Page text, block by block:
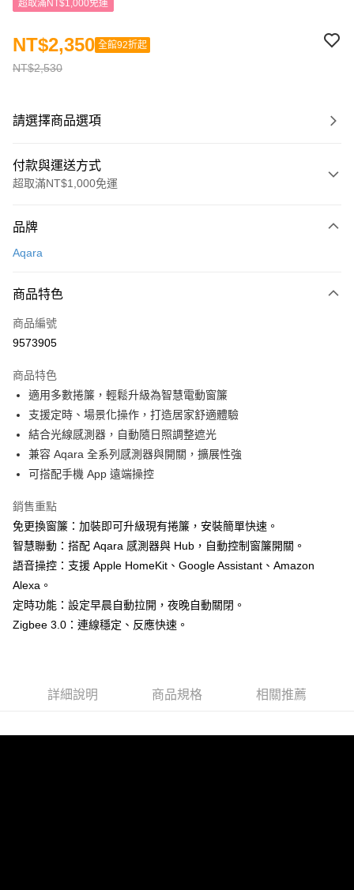
超取滿NT$1,000免運
NT$2,530
NT$2,350 全館92折起
請選擇商品選項
付款與運送方式
超取滿NT$1,000免運
信用卡一次付款
3 期 0 利率 每期
合作金庫商業銀行
上海商業儲蓄銀行
臺灣中小企業銀行
匯豐（台灣）商業銀行
華泰商業銀行
聯邦商業銀行
遠東國際商業銀行
元大商業銀行
永豐商業銀行
玉山商業銀行
星展（台灣）商業銀行
台灣樂天信用卡公司
合作金庫商業銀行
上海商業儲蓄銀行
國泰世華商業銀行
兆豐國際商業銀行
匯豐（台灣）商業銀行
華泰商業銀行
聯邦商業銀行
遠東國際商業銀行
元大商業銀行
永豐商業銀行
玉山商業銀行
台灣樂天信用卡公司
LINE Pay
Apple Pay
街口支付
悠遊付
Google Pay
運送方式
付款後全家取貨 (單筆不可超過4000元)
每筆NT$120，滿NT$1,000(含以上)免運費
付款後萊爾富取貨 (單筆不可超過4000元)
每筆NT$120，滿NT$1,000(含以上)免運費
品牌
Aqara
商品特色
商品編號
9573905
商品特色
適用多數捲簾，輕鬆升級為智慧電動窗簾
支援定時、場景化操作，打造居家舒適體驗
結合光線感測器，自動隨日照調整遮光
兼容 Aqara 全系列感測器與開關，擴展性強
可搭配手機 App 遠端操控
銷售重點
免更換窗簾：加裝即可升級現有捲簾，安裝簡單快速。
智慧聯動：搭配 Aqara 感測器與 Hub，自動控制窗簾開關。
語音操控：支援 Apple HomeKit、Google Assistant、Amazon
Alexa。
定時功能：設定早晨自動拉開，夜晚自動關閉。
Zigbee 3.0：連線穩定、反應快速。
詳細說明 商品規格 相關推薦